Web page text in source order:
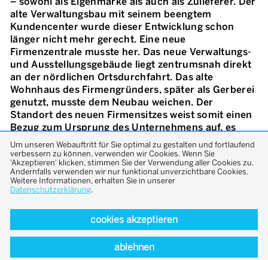
alte Verwaltungsbau mit seinem beengtem
Kundencenter wurde dieser Entwicklung schon
länger nicht mehr gerecht. Eine neue
Firmenzentrale musste her. Das neue Verwaltungs-
und Ausstellungsgebäude liegt zentrumsnah direkt
an der nördlichen Ortsdurchfahrt. Das alte
Wohnhaus des Firmengründers, später als Gerberei
genutzt, musste dem Neubau weichen. Der
Standort des neuen Firmensitzes weist somit einen
Bezug zum Ursprung des Unternehmens auf, es
entsteht ein neuer Ort, der die Identität des
Unternehmens und den öffentlichen Raum
gleichermaßen bereichert. Der Standort ist geprägt
durch unterschiedlichste Bauformen, ein typisches
Mischgebiet aus Gewerbe, Industrie und
entschieden sich die Architekten für eine klare,
reduzierte Formensprache, die sich an der zeitlosen
klassischen Moderne orientiert. Die äußere
Gebäudehülle des Neubaus ist in Sichtbeton
Um unseren Webauftritt für Sie optimal zu gestalten und fortlaufend
verbessern zu können, verwenden wir Cookies. Wenn Sie
'Akzeptieren' klicken, stimmen Sie der Verwendung aller Cookies zu.
Andernfalls verwenden wir nur funktional unverzichtbare Cookies.
Weitere Informationen, erhalten Sie in unserer
Datenschutzerklärung.
cookies akzeptieren
ablehnen